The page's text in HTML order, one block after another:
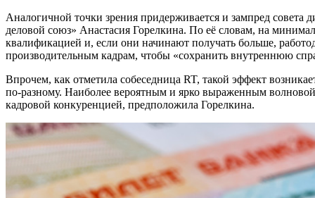
Аналогичной точки зрения придерживается и зампред
деловой союз» Анастасия Горелкина. По её словам, на
квалификацией и, если они начинают получать больше,
производительным кадрам, чтобы «сохранить внутреннюю
Впрочем, как отметила собеседница RT, такой эффект
по-разному. Наиболее вероятным и ярко выраженным
кадровой конкуренцией, предположила Горелкина.